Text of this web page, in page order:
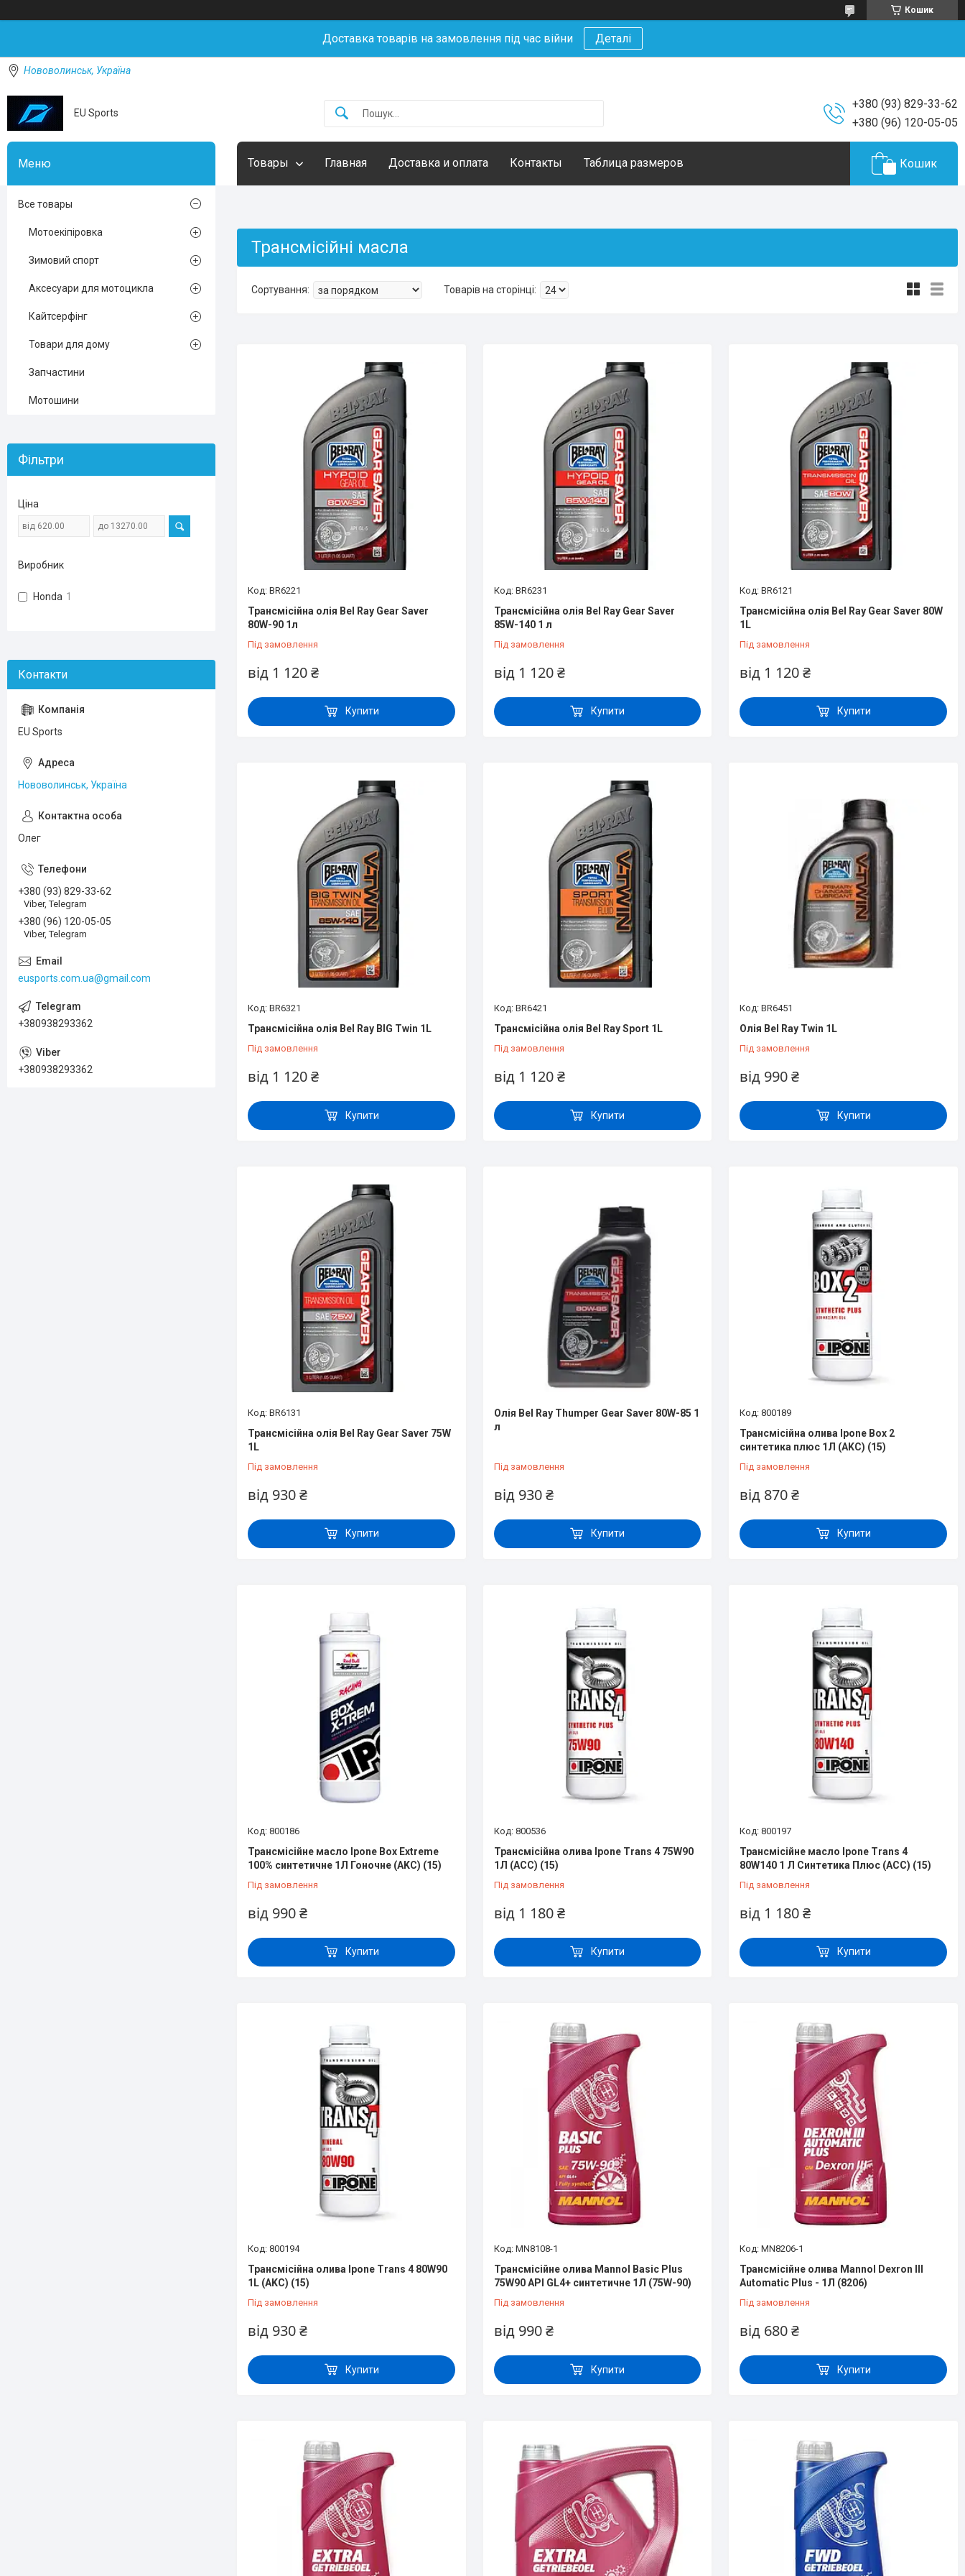
Кошик
Доставка товарів на замовлення під час війни Деталі
Нововолинськ, Україна
EU Sports
+380 (93) 829-33-62
+380 (96) 120-05-05
Товары Главная Доставка и оплата Контакты Таблица размеров Кошик
Трансмісійні масла
BR6221
Трансмісійна олія Bel Ray Gear Saver
80W-90 1л
Під замовлення
від 1 120 ₴
Купити
BR6231
Трансмісійна олія Bel Ray Gear Saver
85W-140 1 л
Під замовлення
від 1 120 ₴
Купити
BR6121
Трансмісійна олія Bel Ray Gear Saver 80W
1L
Під замовлення
від 1 120 ₴
Купити
BR6321
Трансмісійна олія Bel Ray BIG Twin 1L
Під замовлення
від 1 120 ₴
Купити
BR6421
Трансмісійна олія Bel Ray Sport 1L
Під замовлення
від 1 120 ₴
Купити
BR6451
Олія Bel Ray Twin 1L
Під замовлення
від 990 ₴
Купити
BR6131
Трансмісійна олія Bel Ray Gear Saver 75W
1L
Під замовлення
від 930 ₴
Купити
Олія Bel Ray Thumper Gear Saver 80W-85 1
л
Під замовлення
від 930 ₴
Купити
800189
Трансмісійна олива Ipone Box 2
синтетика плюс 1Л (AKC) (15)
Під замовлення
від 870 ₴
Купити
800186
Трансмісійне масло Ipone Box Extreme
100% синтетичне 1Л Гоночне (AKC) (15)
Під замовлення
від 990 ₴
Купити
800536
Трансмісійна олива Ipone Trans 4 75W90
1Л (ACC) (15)
Під замовлення
від 1 180 ₴
Купити
800197
Трансмісійне масло Ipone Trans 4
80W140 1 Л Синтетика Плюс (ACC) (15)
Під замовлення
від 1 180 ₴
Купити
800194
Трансмісійна олива Ipone Trans 4 80W90
1L (AKC) (15)
Під замовлення
від 930 ₴
Купити
MN8108-1
Трансмісійне олива Mannol Basic Plus
75W90 API GL4+ синтетичне 1Л (75W-90)
Під замовлення
від 990 ₴
Купити
MN8206-1
Трансмісійне олива Mannol Dexron III
Automatic Plus - 1Л (8206)
Під замовлення
від 680 ₴
Купити
Все товары
Мотоекіпіровка
Зимовий спорт
Аксесуари для мотоцикла
Кайтсерфінг
Товари для дому
Запчастини
Мотошини
Фільтри
Ціна
Виробник
Honda 1
EU Sports
Нововолинськ, Україна
Олег
+380 (93) 829-33-62
Viber, Telegram
+380 (96) 120-05-05
Viber, Telegram
eusports.com.ua@gmail.com
+380938293362
+380938293362